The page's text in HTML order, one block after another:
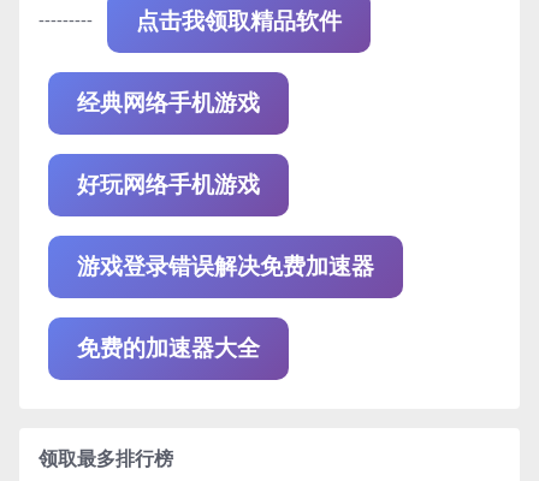
--------- 点击我领取精品软件
经典网络手机游戏
好玩网络手机游戏
游戏登录错误解决免费加速器
免费的加速器大全
领取最多排行榜